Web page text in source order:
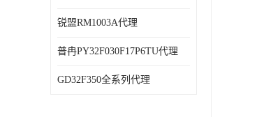
锐盟RM1003A代理
普冉PY32F030F17P6TU代理
GD32F350全系列代理